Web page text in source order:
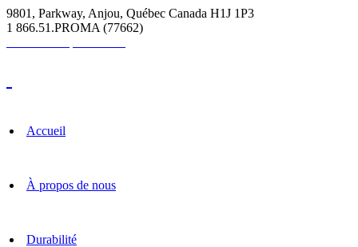
9801, Parkway, Anjou, Québec Canada H1J 1P3
1 866.51.PROMA (77662)
Accueil
À propos de nous
Durabilité